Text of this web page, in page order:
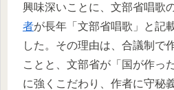
興味深いことに、文部省唱歌
者が長年「文部省唱歌」と記
した。その理由は、合議制で
ことと、文部省が「国が作っ
に強くこだわり、作者に守秘